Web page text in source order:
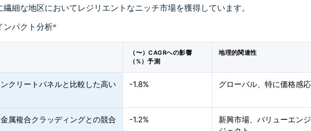
繊細な地区においてレジリエントなニッチ市場を獲得しています。
ンパクト分析*
（〜）CAGRへの影響
（%）予測
地理的関連性
クリートパネルと比較した高い
-1.8% グローバル、特に価格感
属複合クラッディングとの競合 -1.2%
新興市場、バリューエン